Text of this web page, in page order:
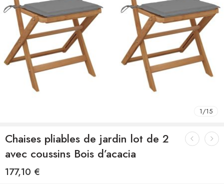
1/15
Chaises pliables de jardin lot de 2
avec coussins Bois d’acacia
177,10 €